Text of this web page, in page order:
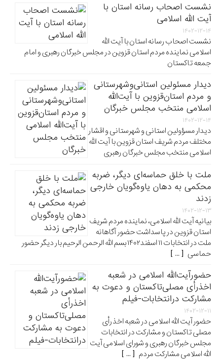
نشست اصحاب رسانه استان با
آیت الله اسلامی
۱۴۰۲-۱۲-۱۴
نشست اصحاب رسانه استان با آیت الله
اسلامی نماینده مردم استان قزوین در مجلس خبرگان رهبری و امام
جمعه تاکستان
دیدار مسئولین استانی‌وشهرستانی
و مردم‌ استان‌قزوین با آیت‌الله‌
اسلامی منتخب مجلس‌ خبرگان
۱۴۰۲-۱۲-۱۴
دیدار مسؤولین استانی و شهرستانی و اقشار
مختلف مردم شریف استان قزوین با آیت الله
اسلامی منتخب مجلس خبرگان رهبری
ملت با خلق حماسه‌ای دیگر، ضربه
محکمی به دهان یاوه‌گویان خارجی
زدند
۱۴۰۲-۱۲-۱۳
بیانیه آیت الله اسلامی، نماینده مردم شریف
استان قزوین در پاسداشت حضور آگاهانه
ملت در انتخابات ۱۱ اسفند۱۴۰۲ بسم الله الرحمن الرحیم بار دیگر حضور
حماسی [ ... ]
حضورآیت‌الله اسلامی در شعبه
اخذرأی مصلی‌تاکستان و دعوت به
مشارکت درانتخابات-فیلم
۱۴۰۲-۱۲-۱۱
حضور آیت الله اسلامی در شعبه اخذ رأی
مصلی تاکستان و مشارکت در انتخابات
مجلس خبرگان رهبری و شورای اسلامی آیت
الله اسلامی مشارکت مردم [ ... ]